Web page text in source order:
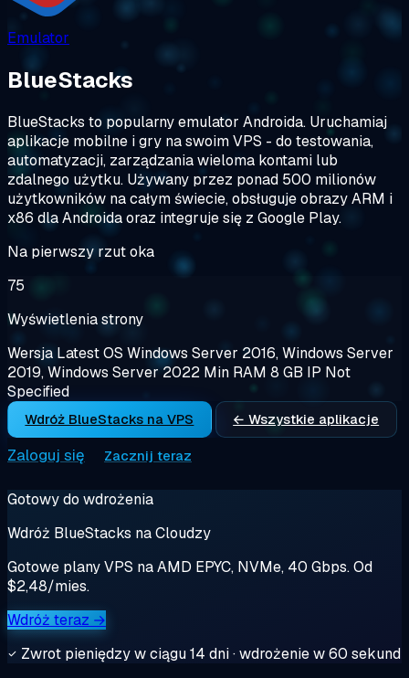
Emulator
BlueStacks
BlueStacks to popularny emulator Androida. Uruchamiaj
aplikacje mobilne i gry na swoim VPS - do testowania,
automatyzacji, zarządzania wieloma kontami lub
zdalnego użytku. Używany przez ponad 500 milionów
użytkowników na całym świecie, obsługuje obrazy ARM i
x86 dla Androida oraz integruje się z Google Play.
Na pierwszy rzut oka
75
Wyświetlenia strony
Wersja LatestOS Windows Server 2016, Windows Server
2019, Windows Server 2022 Min RAM 8 GB IP Not
Specified
Wdróż BlueStacks na VPS ← Wszystkie aplikacje
Zaloguj się Zacznij teraz
Gotowy do wdrożenia
Wdróż BlueStacks na Cloudzy
Gotowe plany VPS na AMD EPYC, NVMe, 40 Gbps. Od
$2,48/mies.
Wdróż teraz →
Zwrot pieniędzy w ciągu 14 dni · wdrożenie w 60 sekund